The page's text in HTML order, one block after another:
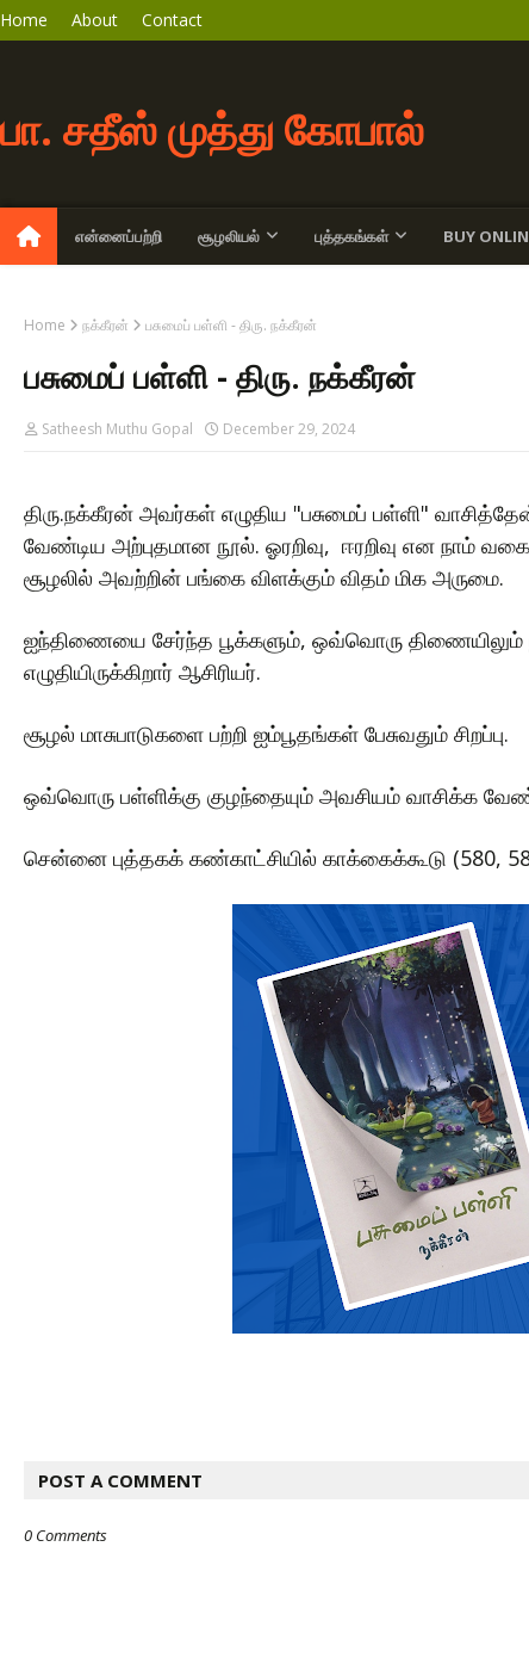
Home About Contact
பா. சதீஸ் முத்து கோபால்
என்னைப்பற்றி சூழலியல் புத்தகங்கள் BUY
Home நக்கீரன் பசுமைப் பள்ளி - திரு. நக்கீரன்
பசுமைப் பள்ளி - திரு. நக்கீரன்
Satheesh Muthu Gopal December 29, 2024
திரு.நக்கீரன் அவர்கள் எழுதிய "பசுமைப் பள்ளி"
வேண்டிய அற்புதமான நூல். ஓரறிவு, ஈரறிவு என நாம்
சூழலில் அவற்றின் பங்கை விளக்கும் விதம் மிக அருமை.
ஐந்திணையை சேர்ந்த பூக்களும், ஒவ்வொரு திணையிலும்
எழுதியிருக்கிறார் ஆசிரியர்.
சூழல் மாசுபாடுகளை பற்றி ஐம்பூதங்கள் பேசுவதும் சிறப்பு.
ஒவ்வொரு பள்ளிக்கு குழந்தையும் அவசியம் வாசிக்க
சென்னை புத்தகக் கண்காட்சியில் காக்கைக்கூடு (580,
POST A COMMENT
0 Comments